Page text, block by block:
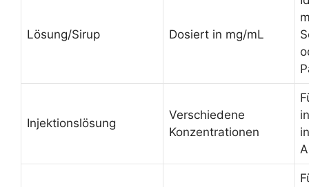
Lösung/Sirup Dosiert in mg/mL
Injektionslösung
Verschiedene
Konzentrationen